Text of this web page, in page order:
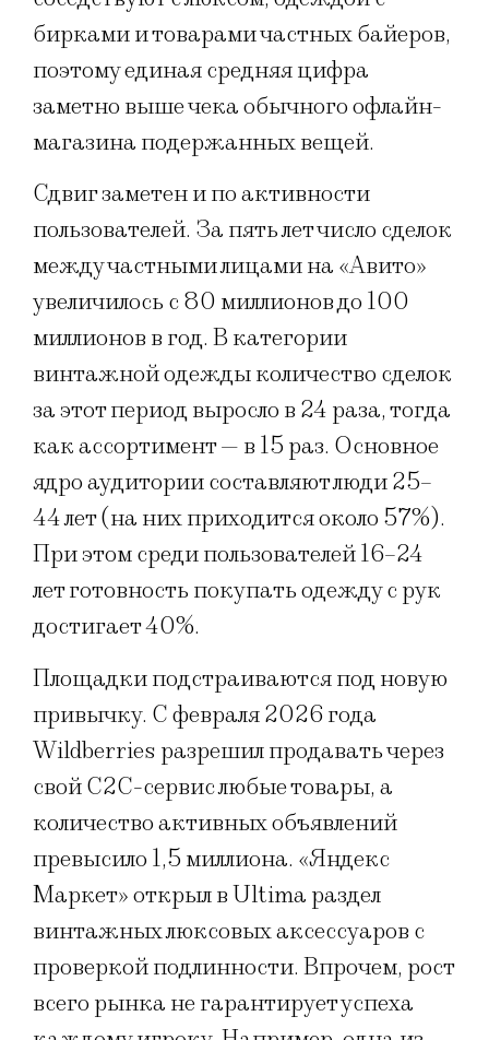
бирками и товарами частных байеров,
поэтому единая средняя цифра
заметно выше чека обычного офлайн-
магазина подержанных вещей.
Сдвиг заметен и по активности
пользователей. За пять лет число сделок
между частными лицами на «Авито»
увеличилось с 80 миллионов до 100
миллионов в год. В категории
винтажной одежды количество сделок
за этот период выросло в 24 раза, тогда
как ассортимент — в 15 раз. Основное
ядро аудитории составляют люди 25–
44 лет (на них приходится около 57%).
При этом среди пользователей 16–24
лет готовность покупать одежду с рук
достигает 40%.
Площадки подстраиваются под новую
привычку. С февраля 2026 года
Wildberries разрешил продавать через
свой C2C-сервис любые товары, а
количество активных объявлений
превысило 1,5 миллиона. «Яндекс
Маркет» открыл в Ultima раздел
винтажных люксовых аксессуаров с
проверкой подлинности. Впрочем, рост
всего рынка не гарантирует успеха